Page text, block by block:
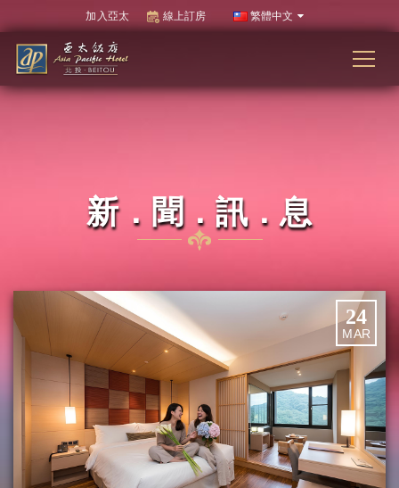
加入亞太 線上訂房 繁體中文
新．聞．訊．息
24
MAR